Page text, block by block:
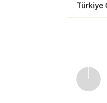
Türkiye